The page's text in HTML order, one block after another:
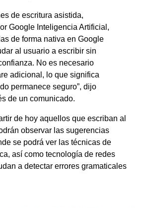
de escritura asistida,
Google Inteligencia Artificial,
de forma nativa en Google
al usuario a escribir sin
No es necesario
adicional, lo que significa
permanece seguro”, dijo
de un comunicado.
de hoy aquellos que escriban al
observar las sugerencias
se podrá ver las técnicas de
así como tecnología de redes
a detectar errores gramaticales